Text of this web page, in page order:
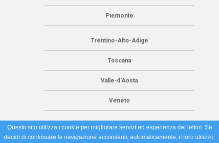
Piemonte
Trentino-Alto-Adige
Toscana
Valle-d'Aosta
Veneto
Questo sito utilizza i cookie per migliorare servizi ed esperienza dei lettori. Se
decidi di continuare la navigazione acconsenti, automaticamente, il loro utilizzo.